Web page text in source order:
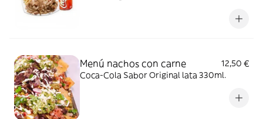
Menú nachos con carne
12,50 €
Coca-Cola Sabor Original lata 330ml.